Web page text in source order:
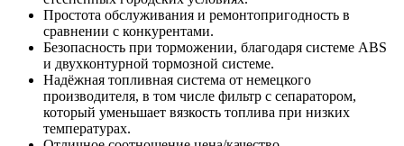
Простота обслуживания и ремонтопригодность в
сравнении с конкурентами.
Безопасность при торможении, благодаря системе ABS
и двухконтурной тормозной системе.
Надёжная топливная система от немецкого
производителя, в том числе фильтр с сепаратором,
который уменьшает вязкость топлива при низких
температурах.